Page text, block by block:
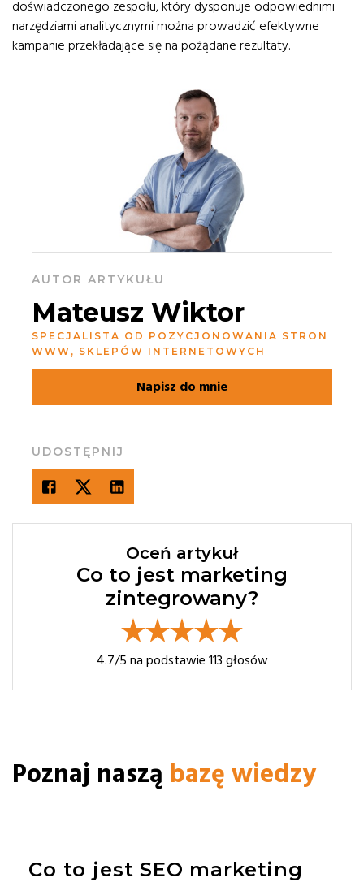
doświadczonego zespołu, który dysponuje odpowiednimi
narzędziami analitycznymi można prowadzić efektywne
kampanie przekładające się na pożądane rezultaty.
AUTOR ARTYKUŁU
Mateusz Wiktor
SPECJALISTA OD POZYCJONOWANIA STRON
WWW, SKLEPÓW INTERNETOWYCH
Napisz do mnie
UDOSTĘPNIJ
Oceń artykuł
Co to jest marketing
zintegrowany?
4.7/5 na podstawie 113 głosów
Poznaj naszą bazę wiedzy
Co to jest SEO marketing